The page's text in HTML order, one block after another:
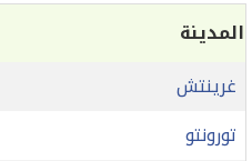
المدينة
غرينتش
تورونتو